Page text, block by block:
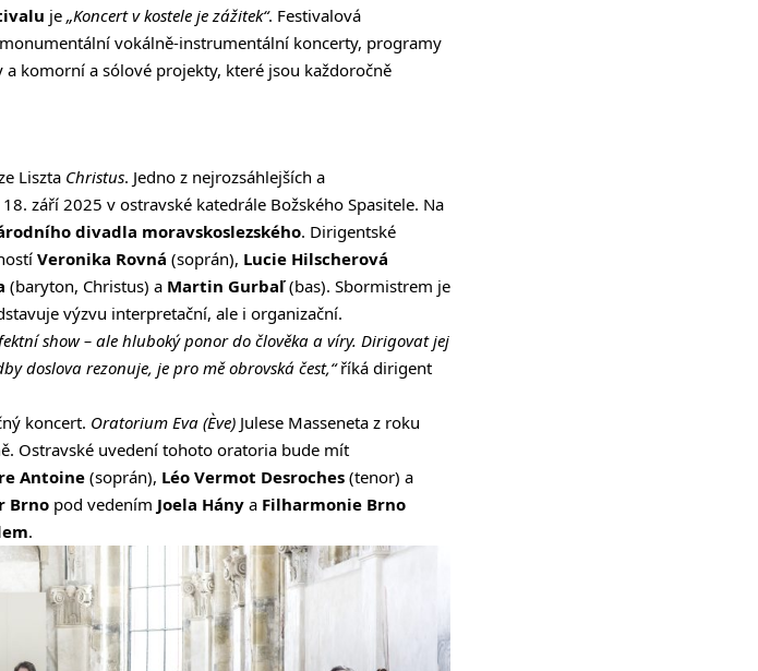
je „Koncert v kostele je zážitek“. Festivalová
vokálně-instrumentální koncerty, programy
komorní a sólové projekty, které jsou každoročně
Liszta Christus. Jedno z nejrozsáhlejších a
září 2025 v ostravské katedrále Božského Spasitele. Na
divadla moravskoslezského. Dirigentské
Veronika Rovná (soprán), Lucie Hilscherová
(baryton, Christus) a Martin Gurbaľ(bas). Sbormistrem je
výzvu interpretační, ale i organizační.
show – ale hluboký ponor do člověka a víry. Dirigovat jej
doslova rezonuje, je pro mě obrovská čest,“říká dirigent
koncert. Oratorium Eva (Ève) Julese Masseneta z roku
Ostravské uvedení tohoto oratoria bude mít
Antoine (soprán), Léo Vermot Desroches (tenor) a
Brno pod vedením Joela Hány a Filharmonie Brno
.